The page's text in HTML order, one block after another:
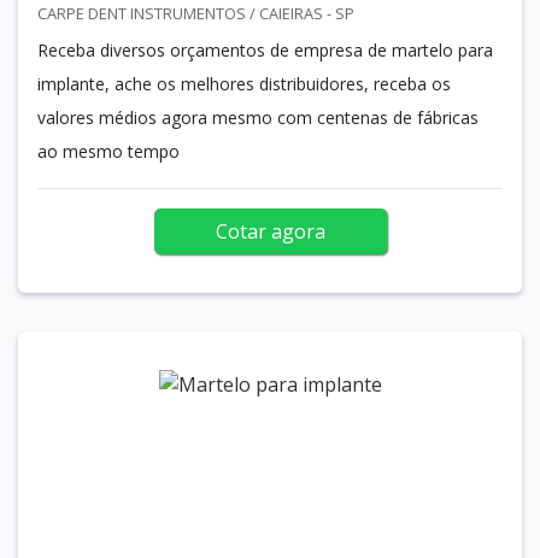
CARPE DENT INSTRUMENTOS / CAIEIRAS - SP
Receba diversos orçamentos de empresa de martelo para
implante, ache os melhores distribuidores, receba os
valores médios agora mesmo com centenas de fábricas
ao mesmo tempo
Cotar agora